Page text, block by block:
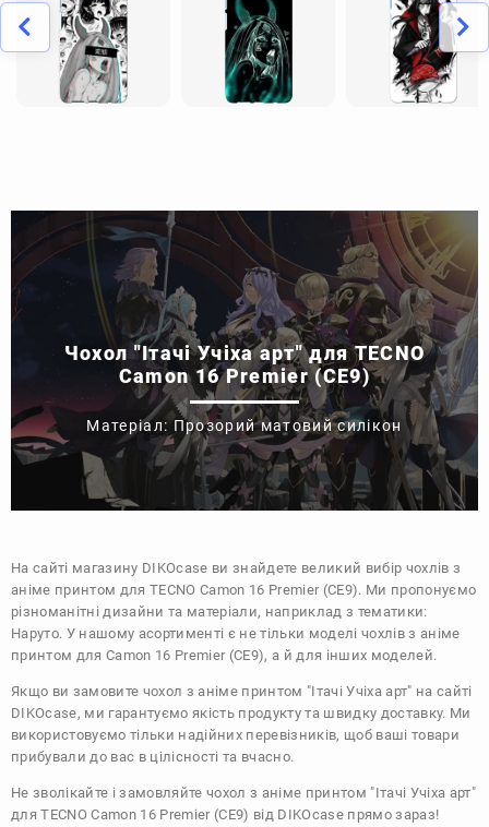
Чохол "Ітачі Учіха арт" для TECNO
Camon 16 Premier (CE9)
Матеріал: Прозорий матовий силікон
На сайті магазину DIKOcase ви знайдете великий вибір чохлів з
аніме принтом для TECNO Camon 16 Premier (CE9). Ми пропонуємо
різноманітні дизайни та матеріали, наприклад з тематики:
Наруто. У нашому асортименті є не тільки моделі чохлів з аніме
принтом для Camon 16 Premier (CE9), а й для інших моделей.
Якщо ви замовите чохол з аніме принтом "Ітачі Учіха арт" на сайті
DIKOcase, ми гарантуємо якість продукту та швидку доставку. Ми
використовуємо тільки надійних перевізників, щоб ваші товари
прибували до вас в цілісності та вчасно.
Не зволікайте і замовляйте чохол з аніме принтом "Ітачі Учіха арт"
для TECNO Camon 16 Premier (CE9) від DIKOcase прямо зараз!